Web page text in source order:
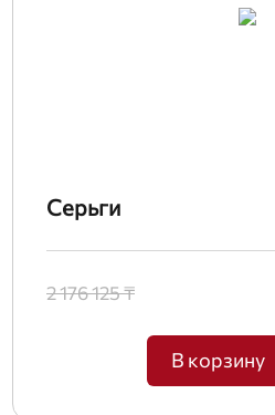
Серьги
2 176 125 ₸
В корзину